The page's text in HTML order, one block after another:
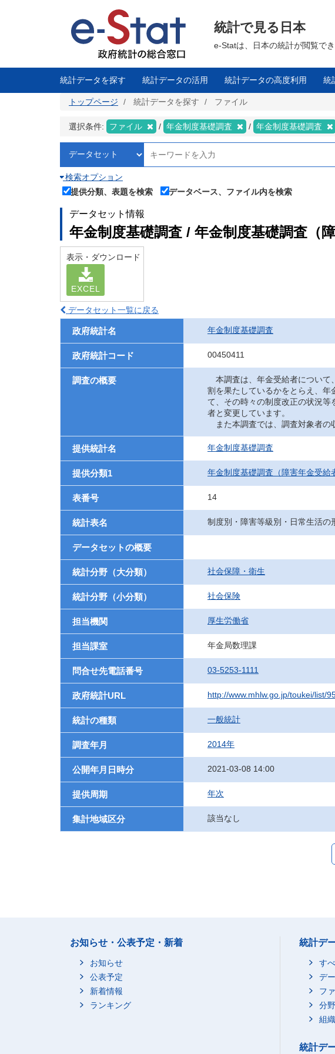
に
統計で見る日本
e-Statは、日本の統計が閲覧で
統計データを探す 統計データの活用 統計データの高度利用 統
トップページ 統計データを探す ファイル
選択条件: ファイル 年金制度基礎調査 年金制度基礎調査
検索オプション
提供分類、表題を検索
データベース、ファイル内を検索
データセット情報
年金制度基礎調査 / 年金制度基礎調査（
表示・ダウンロード
EXCEL
データセット一覧に戻る
政府統計名 年金制度基礎調査
政府統計コード 00450411
調査の概要
本調査は、年金受給者について
割を果たしているかをとらえ、年
て、その時々の制度改正の状況
者と変更しています。
また本調査では、調査対象者の
提供統計名 年金制度基礎調査
提供分類1 年金制度基礎調査（障害年金受給
表番号 14
統計表名 制度別・障害等級別・日常生活
データセットの概要
統計分野（大分類） 社会保障・衛生
統計分野（小分類） 社会保険
担当機関 厚生労働省
担当課室 年金局数理課
問合せ先電話番号 03-5253-1111
政府統計URL http://www.mhlw.go.jp/toukei/list/
統計の種類 一般統計
調査年月 2014年
公開年月日時分 2021-03-08 14:00
提供周期 年次
集計地域区分 該当なし
お知らせ・公表予定・新着
お知らせ
公表予定
新着情報
ランキング
統計デ
す
デ
フ
分
組
統計デ